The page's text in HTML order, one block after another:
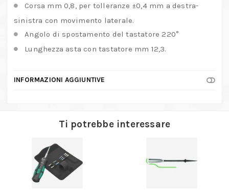
Corsa mm 0,8, per tolleranze ±0,4 mm a destra-
sinistra con movimento laterale.
Angolo di spostamento del tastatore 220°
Lunghezza asta con tastatore mm 12,3.
INFORMAZIONI AGGIUNTIVE
Ti potrebbe interessare